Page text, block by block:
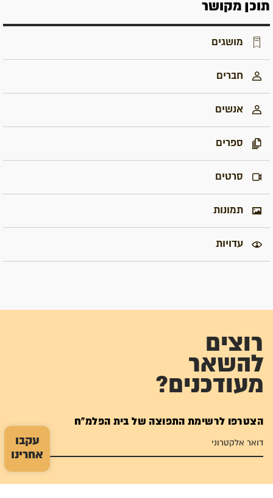
עקבו
אחרינו
תוכן מקושר
מושגים
חברים
אנשים
ספרים
סרטים
תמונות
עדויות
רוצים
להשאר
מעודכנים?
הצטרפו לרשימת התפוצה של בית הפלמ"ח